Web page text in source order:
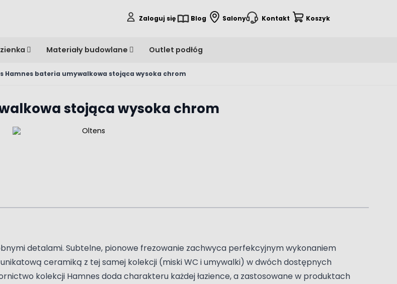
Zaloguj się Blog Salony Kontakt Koszyk
Materiały budowlane Outlet podłóg
Hamnes bateria umywalkowa stojąca wysoka chrom
stojąca wysoka chrom
detalami. Subtelne, pionowe frezowanie zachwyca perfekcyjnym wykonaniem
ceramiką z tej samej kolekcji (miski WC i umywalki) w dwóch dostępnych
kolekcji Hamnes doda charakteru każdej łazience, a zastosowane w produktach